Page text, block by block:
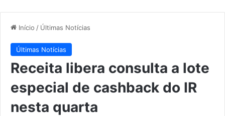
Início / Últimas Notícias
Últimas Notícias
Receita libera consulta a lote
especial de cashback do IR
nesta quarta